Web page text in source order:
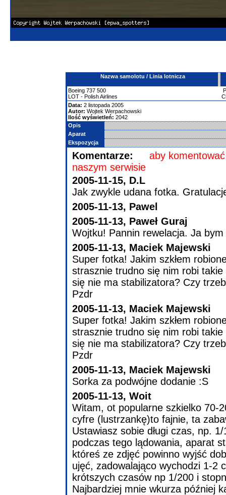
Nazwa samolotu / Linia lotnicza
Boeing 737 500
LOT - Polish Airlines
Data: 2 listopada 2005
Autor: Wojtek Werpachowski
Ilość wyświetleń: 2042
Opis
Aparat
Ekspozycja
Komentarze:
aby
naszym serwisie
2005-11-15, D.L
Jak zwykle udana fotka.
2005-11-13, Pawel
2005-11-13, Paweł Guraj
Wojtku! Pannin rewelacja. Ja
2005-11-13, Maciek Majewski
Super fotka! Jakim szkłem
strasznie trudno się nim robi
się nie ma stabilizatora? Czy
Pzdr
2005-11-13, Maciek Majewski
Super fotka! Jakim szkłem
strasznie trudno się nim robi
się nie ma stabilizatora? Czy
Pzdr
2005-11-13, Maciek Majewski
Sorka za podwójne dodanie :S
2005-11-13, Woit
Witam, ot popularne szkielko 70-
cyfre (lustrzankę)to fajnie, ta
Ustawiasz sobie długi czas, np.
podczas tego lądowania, aparat
któreś ze zdjęć powinno wyjść
ujęć, zadowalająco wychodzi 1-2
krótszych czasów np 1/200 i
Najbardziej mnie wkurza później